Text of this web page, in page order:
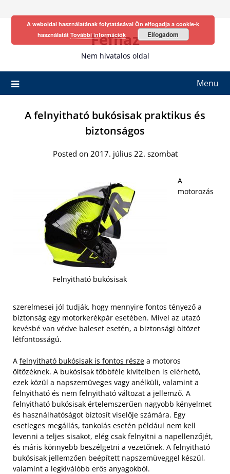
Fefhaz
Nem hivatalos oldal
Menu
A felnyitható bukósisak praktikus és
biztonságos
Posted on 2017. július 22. szombat
Felnyitható bukósisak
A
motorozás
szerelmesei jól tudják, hogy mennyire fontos tényező a
biztonság egy motorkerékpár esetében. Mivel az utazó
kevésbé van védve baleset esetén, a biztonsági öltözet
létfontosságú.
A felnyitható bukósisak is fontos része a motoros
öltözéknek. A bukósisak többféle kivitelben is elérhető,
ezek közül a napszemüveges vagy anélküli, valamint a
felnyitható és nem felnyitható változat a jellemző. A
felnyitható bukósisak értelemszerűen nagyobb kényelmet
és használhatóságot biztosít viselője számára. Egy
esetleges megállás, tankolás esetén például nem kell
levenni a teljes sisakot, elég csak felnyitni a napellenzőjét,
és máris könnyebb beszélgetni a vezetőnek. A felnyitható
bukósisak jellemzően beépített napszemüveggel készül,
valamint a legkiválóbb erős anyagokból.
A weboldal használatának folytatásával Ön elfogadja a cookie-k
használatát További információk Elfogadom